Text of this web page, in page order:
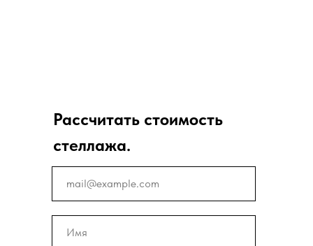
Рассчитать стоимость
стеллажа.